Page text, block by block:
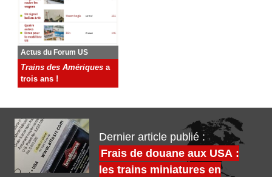
Actus du Forum US
Trains des Amériques a
trois ans !
Dernier article publié :
Frais de douane aux USA :
les trains miniatures en